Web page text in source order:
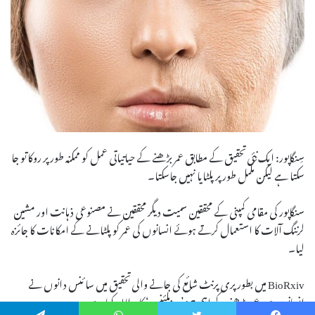
سِنگاپور: ایک نئی تحقیق کے مطابق عمر بڑھنے کے حیاتیاتی عمل کو ممکنہ طور پر روکا تو جا
سکتا ہے لیکن مکمل طور پر پلٹایا نہیں جاسکتا۔
سنگاپور کی مقامی کمپنی کے محققین سمیت دیگر محققین نے مصنوعی ذہانت اور مشین
لرننگ آلات کا استعمال کرتے ہوئے انسانوں کی عمر کو پلٹانے کے امکانات کا جائزہ
لیا۔
BioRxiv میں بطور پری پرنٹ شائع کی جانے والی تحقیق میں سائنس دانوں نے
انسانوں میں عمر بڑھنے کے اہم جز ’ریزیلئنس‘ کا مطالعہ کیا ہے۔